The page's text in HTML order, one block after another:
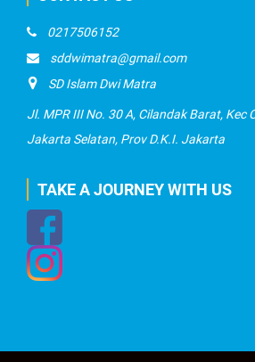
0217506152
sddwimatra@gmail.com
SD Islam Dwi Matra
Jl. MPR III No. 30 A, Cilandak Barat, Kec
Jakarta Selatan, Prov D.K.I. Jakarta
TAKE A JOURNEY WITH US